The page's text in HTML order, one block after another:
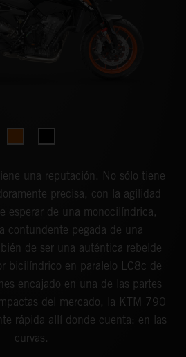
una reputación. No sólo tiene
precisa, con la agilidad
esperar de una monocilíndrica,
contundente pegada de una
de ser una auténtica rebelde
bicilíndrico en paralelo LC8c de
encajado en una de las partes
del mercado, la KTM 790
rápida allí donde cuenta: en las
curvas.